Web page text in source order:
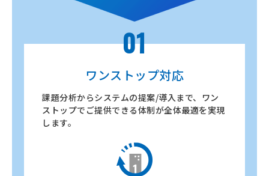
01
ワンストップ対応
課題分析からシステムの提案/導入まで、ワン
ストップでご提供できる体制が全体最適を実現
します。